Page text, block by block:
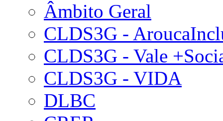
Âmbito Geral
CLDS3G -
CLDS3G - Vale
CLDS3G - VIDA
DLBC